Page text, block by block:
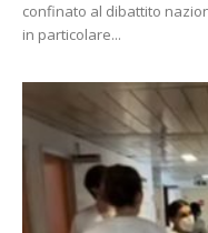
confinato al dibattito
in particolare...